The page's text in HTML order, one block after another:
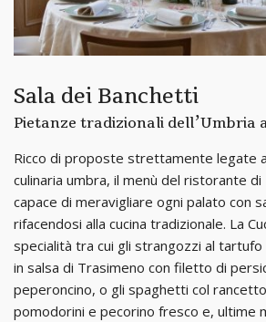
Sala dei Banchetti
Pietanze tradizionali dell’Umbria
Ricco di proposte strettamente legate
culinaria umbra, il menù del ristorante di
capace di meravigliare ogni palato con
rifacendosi alla cucina tradizionale. La
specialità tra cui gli strangozzi al tartufo
in salsa di Trasimeno con filetto di
peperoncino, o gli spaghetti col
pomodorini e pecorino fresco e, ultime